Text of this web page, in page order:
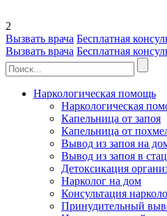
2
Вызвать врача Бесплатная
Вызвать врача Бесплатная
Наркологическая помощь
Наркологическая
Капельница от запоя
Капельница от
Вывод из запоя на
Вывод из запоя в
Детоксикация
Нарколог на дом
Консультация
Принудительный